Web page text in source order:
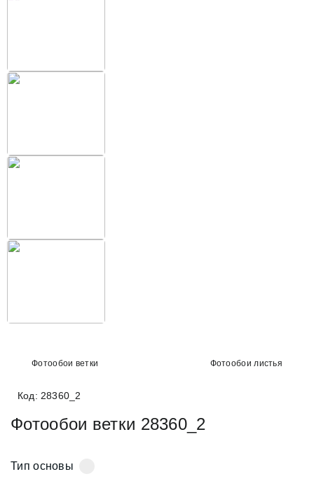
Фотообои ветки Фотообои листья
Код: 28360_2
Фотообои ветки 28360_2
Тип основы